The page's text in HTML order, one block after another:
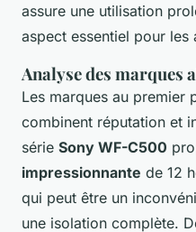
assure une utilisation
aspect essentiel pour les
Analyse des marques
Les marques au premier
combinent réputation et
série Sony WF-C500
impressionnante de 12
qui peut être un
une isolation complète.